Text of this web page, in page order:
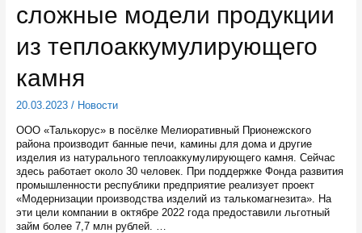
сложные модели продукции
из теплоаккумулирующего
камня
20.03.2023/ Новости
ООО «Талькорус» в посёлке Мелиоративный Прионежского
района производит банные печи, камины для дома и другие
изделия из натурального теплоаккумулирующего камня. Сейчас
здесь работает около 30 человек. При поддержке Фонда развития
промышленности республики предприятие реализует проект
«Модернизации производства изделий из талькомагнезита». На
эти цели компании в октябре 2022 года предоставили льготный
займ более 7,7 млн рублей. …